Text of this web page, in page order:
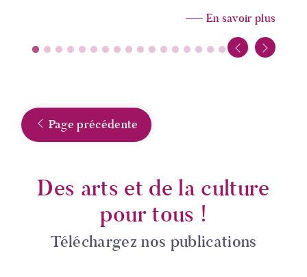
En savoir plus
Page précédente
Des arts et de la culture
pour tous !
Téléchargez nos publications